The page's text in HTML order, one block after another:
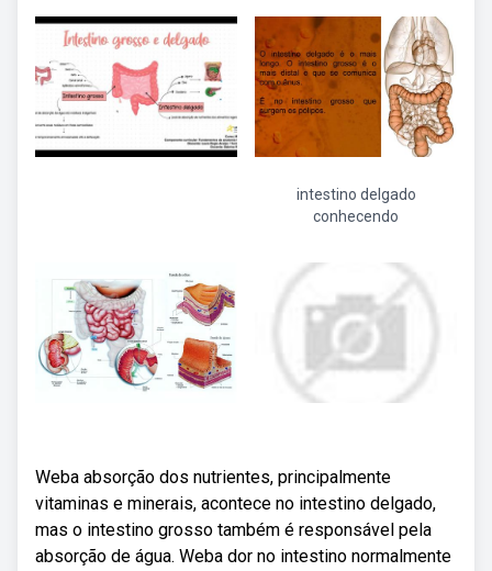
intestino delgado
conhecendo
Weba absorção dos nutrientes, principalmente
vitaminas e minerais, acontece no intestino delgado,
mas o intestino grosso também é responsável pela
absorção de água. Weba dor no intestino normalmente